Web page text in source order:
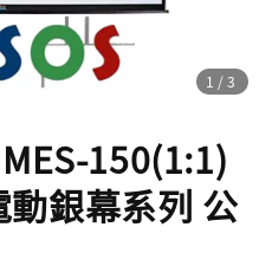
1 /3
150(1:1)
銀幕系列 公